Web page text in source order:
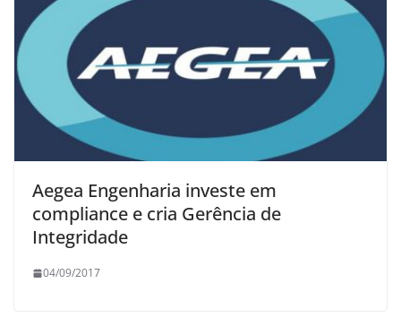
Aegea Engenharia investe em
compliance e cria Gerência de
Integridade
04/09/2017